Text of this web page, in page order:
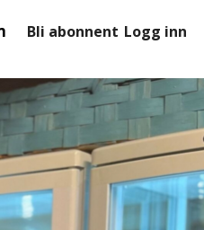
Bli abonnent Logg inn